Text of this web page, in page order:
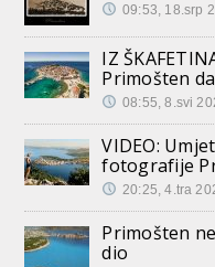
09:53, 18.srp
IZ
Primošten
08:55, 8.svi
VIDEO:
fotografije
20:25, 4.tra
Primošten
dio